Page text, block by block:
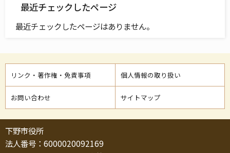
最近チェックしたページ
最近チェックしたページはありません。
リンク・著作権・免責事項 個人情報の取り扱い
お問い合わせ サイトマップ
下野市役所
法人番号：6000020092169